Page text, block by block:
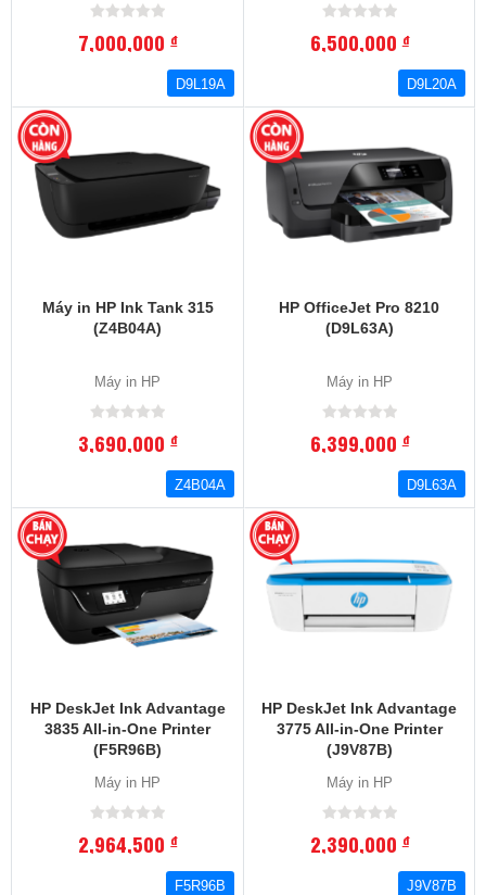
7,000,000đ
D9L19A
6,500,000đ
D9L20A
Máy in HP Ink Tank 315
(Z4B04A)
Máy in HP
3,690,000đ
Z4B04A
HP OfficeJet Pro 8210
(D9L63A)
Máy in HP
6,399,000đ
D9L63A
HP DeskJet Ink Advantage
3835 All-in-One Printer
(F5R96B)
Máy in HP
2,964,500đ
F5R96B
HP DeskJet Ink Advantage
3775 All-in-One Printer
(J9V87B)
Máy in HP
2,390,000đ
J9V87B